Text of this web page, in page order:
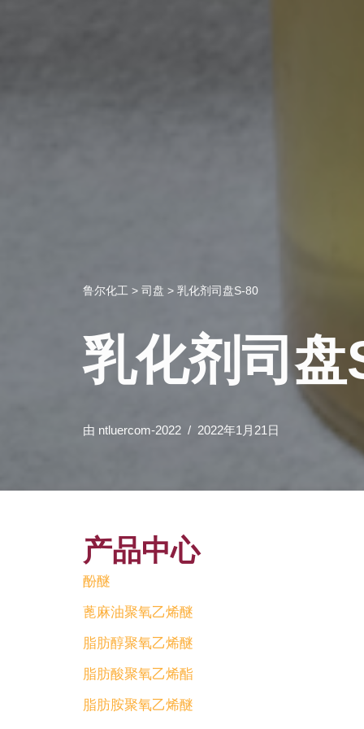
鲁尔化工 > 司盘 > 乳化剂司盘S-80
乳化剂司盘
由 ntluercom-2022 2022年1月21日
产品中心
酚醚
蓖麻油聚氧乙烯醚
脂肪醇聚氧乙烯醚
脂肪酸聚氧乙烯酯
脂肪胺聚氧乙烯醚